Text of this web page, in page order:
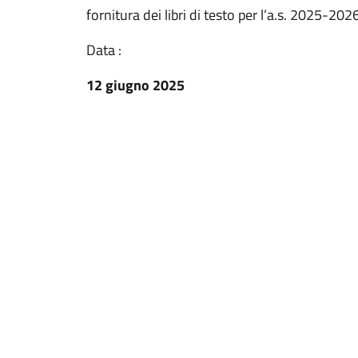
fornitura dei libri di testo per l’a.s. 2025-
Data :
12 giugno 2025